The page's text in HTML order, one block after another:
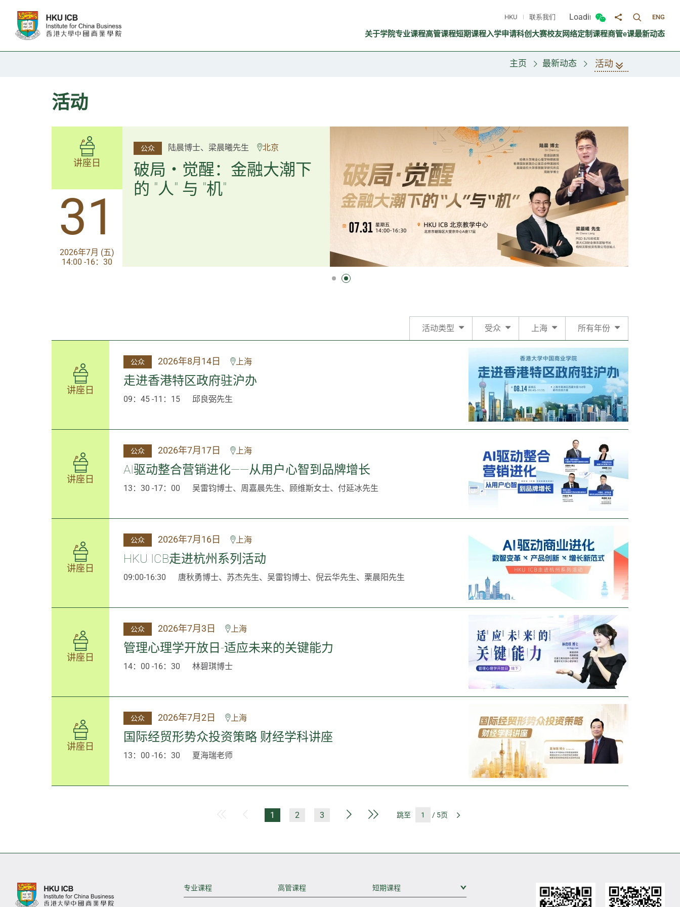
HKU 联系我们 Loading...
切换微信面板
分享至切换搜寻面
ENG
关于学院专业课程高管课程短期课程入学申请科创大赛校友网络定制课程商管e课最新动态
主页 最新动态 活动
活动
讲座日
31
2026年7月 (五)
14:00-17:30
公众 杨文斌先生、邱良弼先生 广州
逻辑×算法：重塑资产配
置内核
讲座日
31
2026年7月 (五)
14:00 -16：30
公众 陆晨博士、梁晨曦先生 北京
破局・觉醒：金融大潮下
的 "人" 与 "机"
活动类型 受众 上海 所有年份
讲座日
公众 2026年8月14日 上海
走进香港特区政府驻沪办
09：45 -11：15 邱良弼先生
讲座日
公众 2026年7月17日 上海
AI驱动整合营销进化——从用户心智到品牌增长
13：30 -17：00 吴雷钧博士、周嘉晨先生、顾维斯女士、付延冰先生
讲座日
公众 2026年7月16日 上海
HKU ICB走进杭州系列活动
09:00-16:30 唐秋勇博士、苏杰先生、吴雷钧博士、倪云华先生、栗晨阳先生
讲座日
公众 2026年7月3日 上海
管理心理学开放日-适应未来的关键能力
14：00 -16：30 林碧琪博士
讲座日
公众 2026年7月2日 上海
国际经贸形势众投资策略 财经学科讲座
13：00 -16：30 夏海瑞老师
上一页
1 2 3 下一页 最后一页
跳至 / 5页
专业课程 高管课程 短期课程